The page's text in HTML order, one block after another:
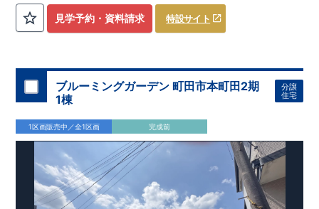
見学予約・資料請求 特設サイト
ブルーミングガーデン 町田市本町田2期
1棟
分譲
住宅
1区画販売中／全1区画 完成前